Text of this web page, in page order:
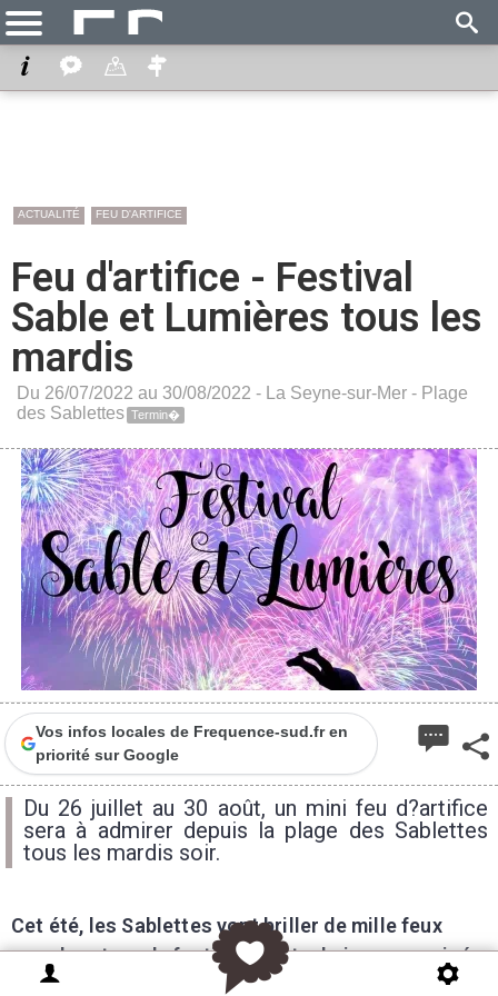
ACTUALITÉ FEU D'ARTIFICE
Feu d'artifice - Festival
Sable et Lumières tous les
mardis
Du 26/07/2022 au 30/08/2022 - La Seyne-sur-Mer - Plage
des Sablettes Termin�
Vos infos locales de Frequence-sud.fr en
priorité sur Google
Du 26 juillet au 30 août, un mini feu d?artifice
sera à admirer depuis la plage des Sablettes
tous les mardis soir.
Cet été, les Sablettes vont briller de mille feux
avec le retour du festival pyrotechnique organisé
chaque mardi soir du 26 juillet au 30 août